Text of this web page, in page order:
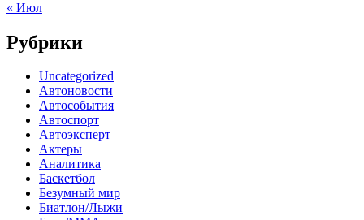
« Июл
Рубрики
Uncategorized
Автоновости
Автособытия
Автоспорт
Автоэксперт
Актеры
Аналитика
Баскетбол
Безумный мир
Биатлон/Лыжи